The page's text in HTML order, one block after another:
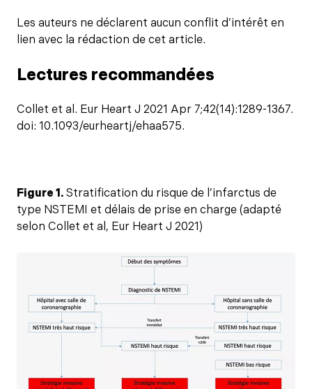
Les auteurs ne déclarent aucun conflit d’intérêt en
lien avec la rédaction de cet article.
Lectures recommandées
Collet et al. Eur Heart J 2021 Apr 7;42(14):1289-1367.
doi: 10.1093/eurheartj/ehaa575.
Figure 1. Stratification du risque de l’infarctus de
type NSTEMI et délais de prise en charge (adapté
selon Collet et al, Eur Heart J 2021)